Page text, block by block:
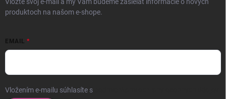
produktoch na našom e-shope.
EMAIL
Vložením e-mailu súhlasíte s